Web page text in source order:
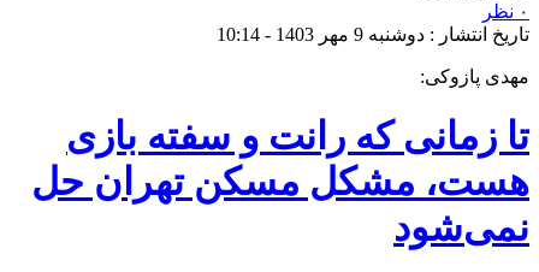
۰ نظر
تاریخ انتشار : دوشنبه 9 مهر 1403 - 10:14
مهدی پازوکی:
تا زمانی که رانت و سفته بازی
هست، مشکل مسکن تهران حل
نمی‌شود